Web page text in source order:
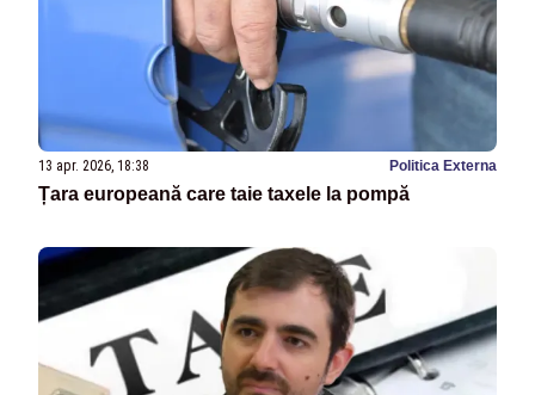
13 apr. 2026, 18:38 Politica Externa
Țara europeană care taie taxele la pompă